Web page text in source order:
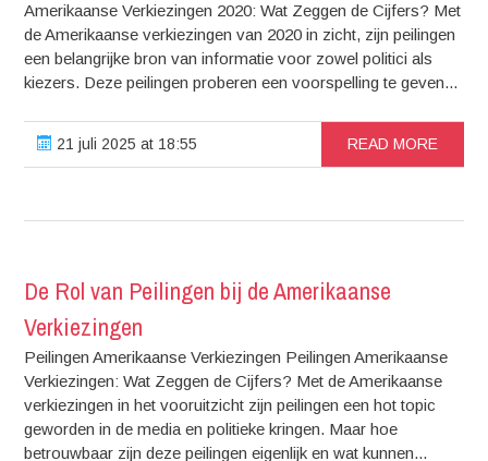
Amerikaanse Verkiezingen 2020: Wat Zeggen de Cijfers? Met
de Amerikaanse verkiezingen van 2020 in zicht, zijn peilingen
een belangrijke bron van informatie voor zowel politici als
kiezers. Deze peilingen proberen een voorspelling te geven...
21 juli 2025 at 18:55 READ MORE
De Rol van Peilingen bij de Amerikaanse
Verkiezingen
Peilingen Amerikaanse Verkiezingen Peilingen Amerikaanse
Verkiezingen: Wat Zeggen de Cijfers? Met de Amerikaanse
verkiezingen in het vooruitzicht zijn peilingen een hot topic
geworden in de media en politieke kringen. Maar hoe
betrouwbaar zijn deze peilingen eigenlijk en wat kunnen...